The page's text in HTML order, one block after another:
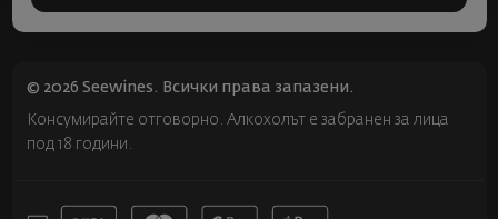
© 2026 Seewines. Всички права запазени.
Консумирайте отговорно. Алкохолът е забранен за лица
под 18 години.